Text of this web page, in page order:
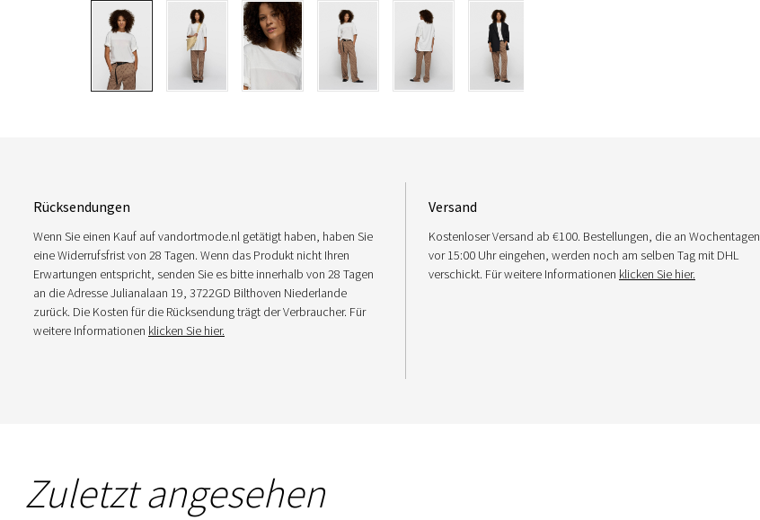
Rücksendungen
Wenn Sie einen Kauf auf vandortmode.nl getätigt haben, haben Sie
eine Widerrufsfrist von 28 Tagen. Wenn das Produkt nicht Ihren
Erwartungen entspricht, senden Sie es bitte innerhalb von 28 Tagen
an die Adresse Julianalaan 19, 3722GD Bilthoven Niederlande
zurück. Die Kosten für die Rücksendung trägt der Verbraucher. Für
weitere Informationen klicken Sie hier.
Versand
Kostenloser Versand ab €100. Bestellungen, die an Wochentagen
vor 15:00 Uhr eingehen, werden noch am selben Tag mit DHL
verschickt. Für weitere Informationen klicken Sie hier.
Zuletzt angesehen